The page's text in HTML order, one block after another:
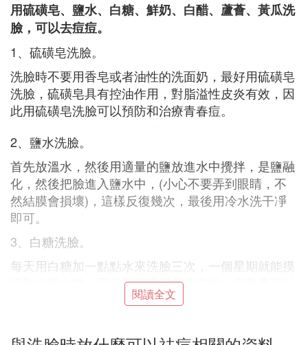
用硫磺皂、鹽水、白糖、鮮奶、白醋、蘆薈、黃瓜洗
臉，可以去痘痘。
1、硫磺皂洗臉。
洗臉時不要用香皂或者油性的洗面奶，最好用硫磺皂
洗臉，硫磺皂具有控油作用，對脂溢性皮炎有效，因
此用硫磺皂洗臉可以預防和治療青春痘。
2、鹽水洗臉。
首先放溫水，然後用適量的鹽放進水中攪拌，是鹽融
化，然後把臉進入鹽水中，(小心不要弄到眼睛，不
然結膜會損壞)，這樣反復幾次，最後用冷水洗干凈
即可。
3、白糖洗臉。
每天用白糖加一點點水來洗臉三次，一個星期就能摸
得到光滑白嫩，而且對暗瘡印非常有效，有興趣可以
試試，最主要是持之以恆，而且是最廉價的化妝品
4、鮮奶洗面。
閱讀全文